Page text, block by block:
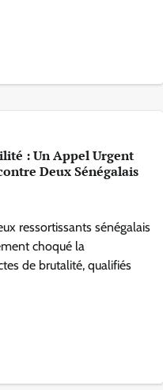
: Un Appel Urgent
Deux Sénégalais
ressortissants sénégalais
choqué la
de brutalité, qualifiés